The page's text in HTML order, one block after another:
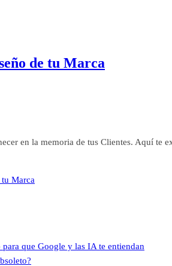
de tu Marca
en la memoria de tus Clientes. Aquí
Marca
que Google y las IA te entiendan